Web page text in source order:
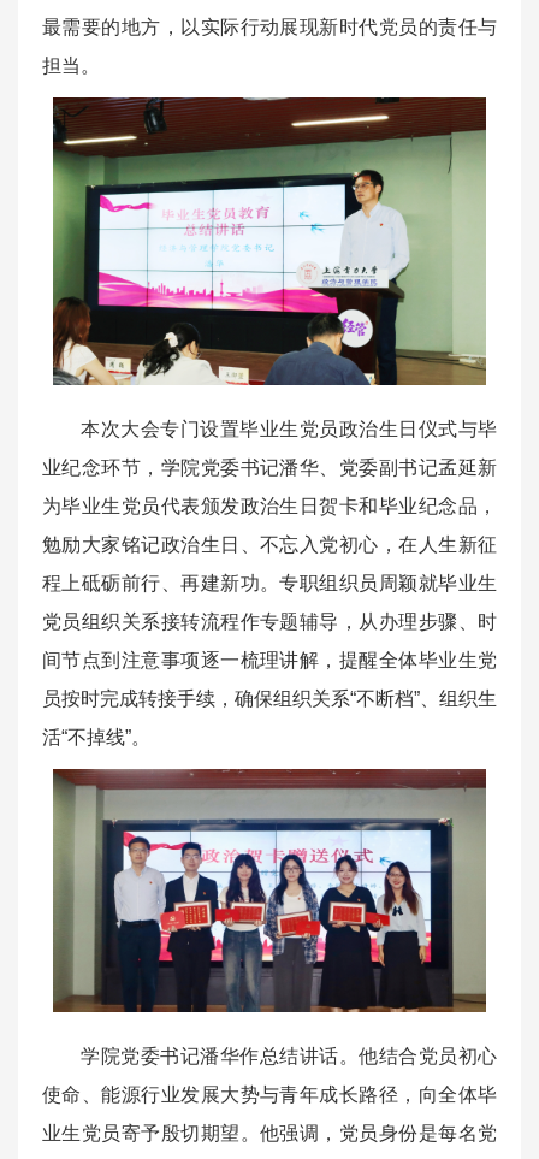
最需要的地方，以实际行动展现新时代党员的责任与
担当。
本次大会专门设置毕业生党员政治生日仪式与毕
业纪念环节，学院党委书记潘华、党委副书记孟延新
为毕业生党员代表颁发政治生日贺卡和毕业纪念品，
勉励大家铭记政治生日、不忘入党初心，在人生新征
程上砥砺前行、再建新功。专职组织员周颖就毕业生
党员组织关系接转流程作专题辅导，从办理步骤、时
间节点到注意事项逐一梳理讲解，提醒全体毕业生党
员按时完成转接手续，确保组织关系“不断档”、组织生
活“不掉线”。
学院党委书记潘华作总结讲话。他结合党员初心
使命、能源行业发展大势与青年成长路径，向全体毕
业生党员寄予殷切期望。他强调，党员身份是每名党